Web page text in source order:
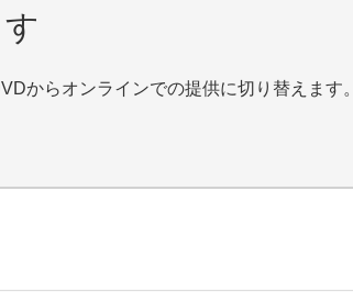
からオンラインでの提供に切り替えます。